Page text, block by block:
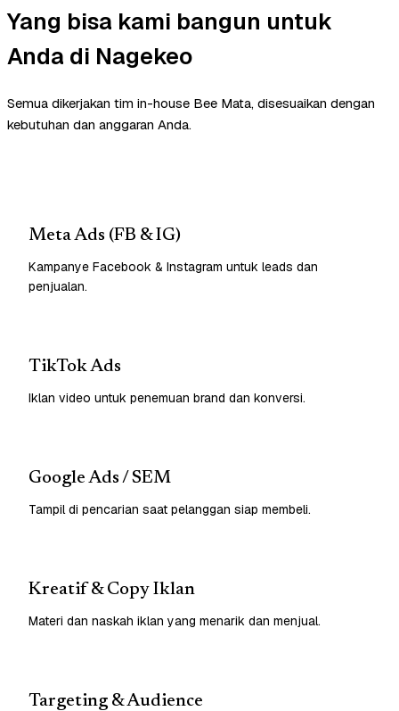
Yang bisa kami bangun untuk
Anda di Nagekeo
Semua dikerjakan tim in-house Bee Mata, disesuaikan dengan
kebutuhan dan anggaran Anda.
Meta Ads (FB & IG)
Kampanye Facebook & Instagram untuk leads dan
penjualan.
TikTok Ads
Iklan video untuk penemuan brand dan konversi.
Google Ads / SEM
Tampil di pencarian saat pelanggan siap membeli.
Kreatif & Copy Iklan
Materi dan naskah iklan yang menarik dan menjual.
Targeting & Audience